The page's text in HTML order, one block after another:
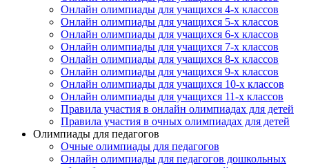
Онлайн олимпиады для учащихся 4-х классов
Онлайн олимпиады для учащихся 5-х классов
Онлайн олимпиады для учащихся 6-х классов
Онлайн олимпиады для учащихся 7-х классов
Онлайн олимпиады для учащихся 8-х классов
Онлайн олимпиады для учащихся 9-х классов
Онлайн олимпиады для учащихся 10-х классов
Онлайн олимпиады для учащихся 11-х классов
Правила участия в онлайн олимпиадах для детей
Правила участия в очных олимпиадах для детей
Олимпиады для педагогов
Очные олимпиады для педагогов
Онлайн олимпиады для педагогов дошкольных